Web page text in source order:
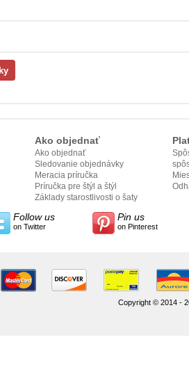
Ako objednať
Ako objednať
Sledovanie objednávky
Meracia príručka
Príručka pre štýl a štýl
Základy starostlivosti o šaty
Follow us
on Twitter
Pin us
on Pinterest
Copyright © 2014 -